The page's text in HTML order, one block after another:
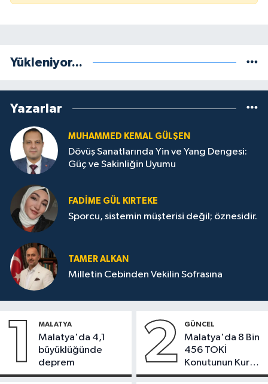
Yükleniyor...
Yazarlar
MUHAMMED KEMAL GÜLŞEN
Dövüş Sanatlarında Yin ve Yang Dengesi:
Güç ve Sakinliğin Uyumu
FADIME GÜL KIRTEKE
Sporcu, sistemin müşterisi değil; öznesidir.
TAMER ALKAN
Milletin Cebinden Vekilin Sofrasına
1 MALATYA
Malatya'da 4,1
büyüklüğünde
deprem
2 GÜNCEL
Malatya'da 8 Bin
456 TOKİ
Konutunun Kurası
Bugün Çekiliyor